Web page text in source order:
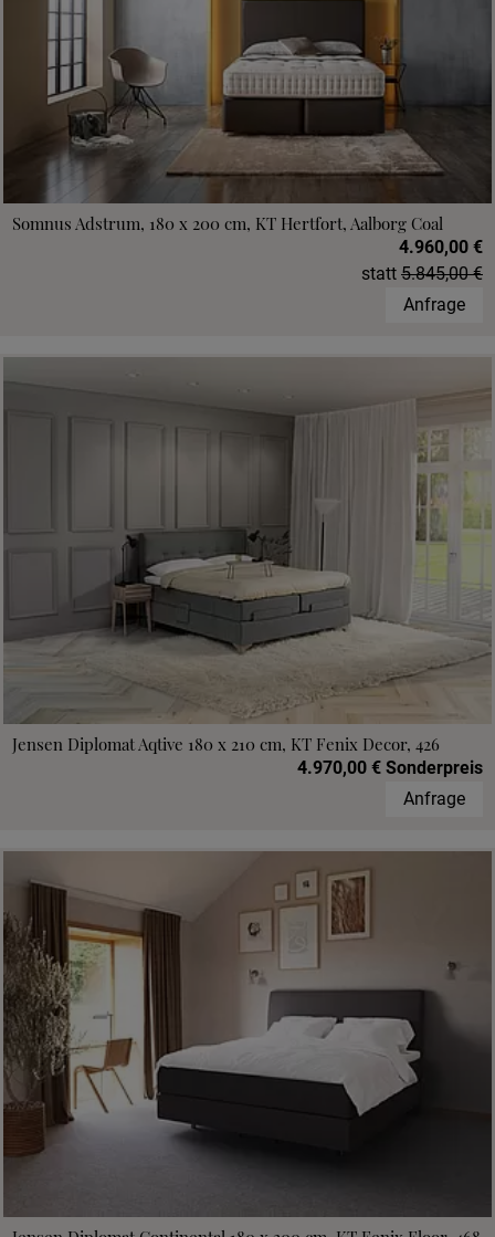
Somnus Adstrum, 180 x 200 cm, KT Hertfort, Aalborg Coal
4.960,00 €
statt 5.845,00 €
Anfrage
Jensen Diplomat Aqtive 180 x 210 cm, KT Fenix Decor, 426
4.970,00 € Sonderpreis
Anfrage